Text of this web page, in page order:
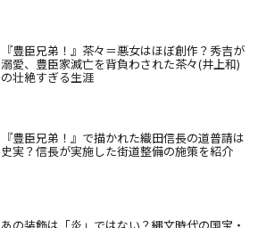
『豊臣兄弟！』茶々＝悪女はほぼ創作？秀吉が
溺愛、豊臣家滅亡を背負わされた茶々(井上和)
の壮絶すぎる生涯
『豊臣兄弟！』で描かれた織田信長の道普請は
史実？信長が実施した街道整備の施策を紹介